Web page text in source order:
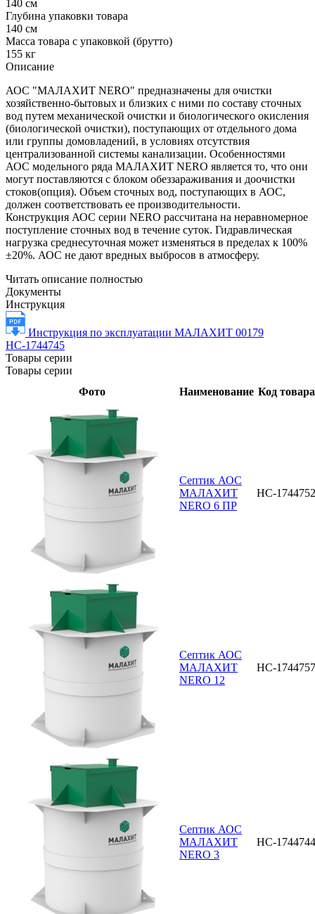
140 см
Глубина упаковки товара
140 см
Масса товара с упаковкой (брутто)
155 кг
Описание
АОС "МАЛАХИТ NERO" предназначены для очистки
хозяйственно-бытовых и близких с ними по составу сточных
вод путем механической очистки и биологического окисления
(биологической очистки), поступающих от отдельного дома
или группы домовладений, в условиях отсутствия
централизованной системы канализации. Особенностями
АОС модельного ряда МАЛАХИТ NERO является то, что они
могут поставляются с блоком обеззараживания и доочистки
стоков(опция). Объем сточных вод, поступающих в АОС,
должен соответствовать ее производительности.
Конструкция АОС серии NERO рассчитана на неравномерное
поступление сточных вод в течение суток. Гидравлическая
нагрузка среднесуточная может изменяться в пределах к 100%
±20%. АОС не дают вредных выбросов в атмосферу.
Читать описание полностью
Документы
Инструкция
Инструкция по эксплуатации МАЛАХИТ 00179
НС-1744745
Товары серии
Товары серии
Фото
Наименование Код товара
Септик АОС
МАЛАХИТ
NERO 6 ПР
НС-1744752
Септик АОС
МАЛАХИТ
NERO 12
НС-1744757
Септик АОС
МАЛАХИТ
NERO 3
НС-1744744